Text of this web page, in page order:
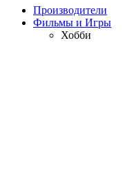
Производители
Фильмы и Игры
Хобби